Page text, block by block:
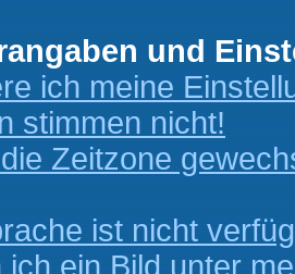
und
ich meine
stimmen nicht!
Zeitzone
ist nicht
ich ein Bild unter